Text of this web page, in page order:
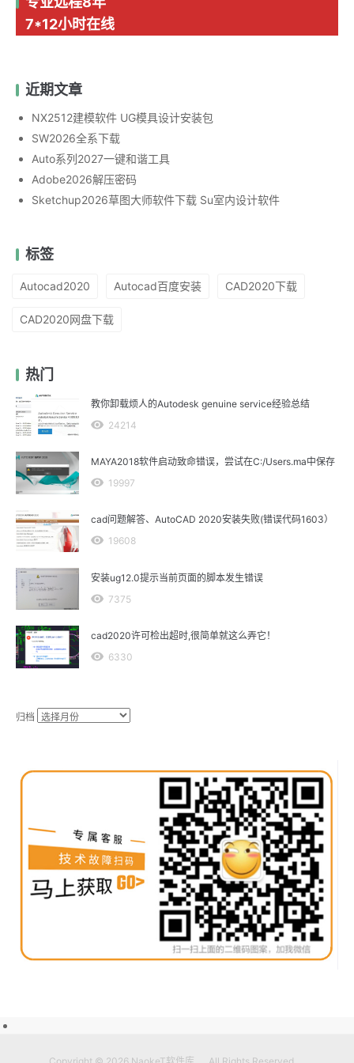
7*12小时在线
近期文章
NX2512建模软件 UG模具设计安装包
SW2026全系下载
Auto系列2027一键和谐工具
Adobe2026解压密码
Sketchup2026草图大师软件下载 Su室内设计软件
标签
Autocad2020 Autocad百度安装 CAD2020下载
CAD2020网盘下载
热门
教你卸载烦人的Autodesk genuine service经验总结
24214
MAYA2018软件启动致命错误，尝试在C:/Users.ma中保存
19997
cad问题解答、AutoCAD 2020安装失败(错误代码1603）
19608
安装ug12.0提示当前页面的脚本发生错误
7375
cad2020许可检出超时,很简单就这么弄它！
6330
归档